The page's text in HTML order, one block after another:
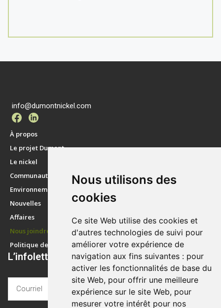
Nous utilisons des
cookies
Ce site Web utilise des cookies et
d'autres technologies de suivi pour
améliorer votre expérience de
navigation aux fins suivantes : pour
activer les fonctionnalités de base du
site Web, pour offrir une meilleure
expérience sur le site Web, pour
mesurer votre intérêt pour nos
info@dumontnickel.com
À propos
Le projet Dumont
Le nickel
Communauté
Environnement
Nouvelles
Affaires
Nous joindre
Politique de confidentialité
L’infolettre ADN – Actualité Dumont Nickel​